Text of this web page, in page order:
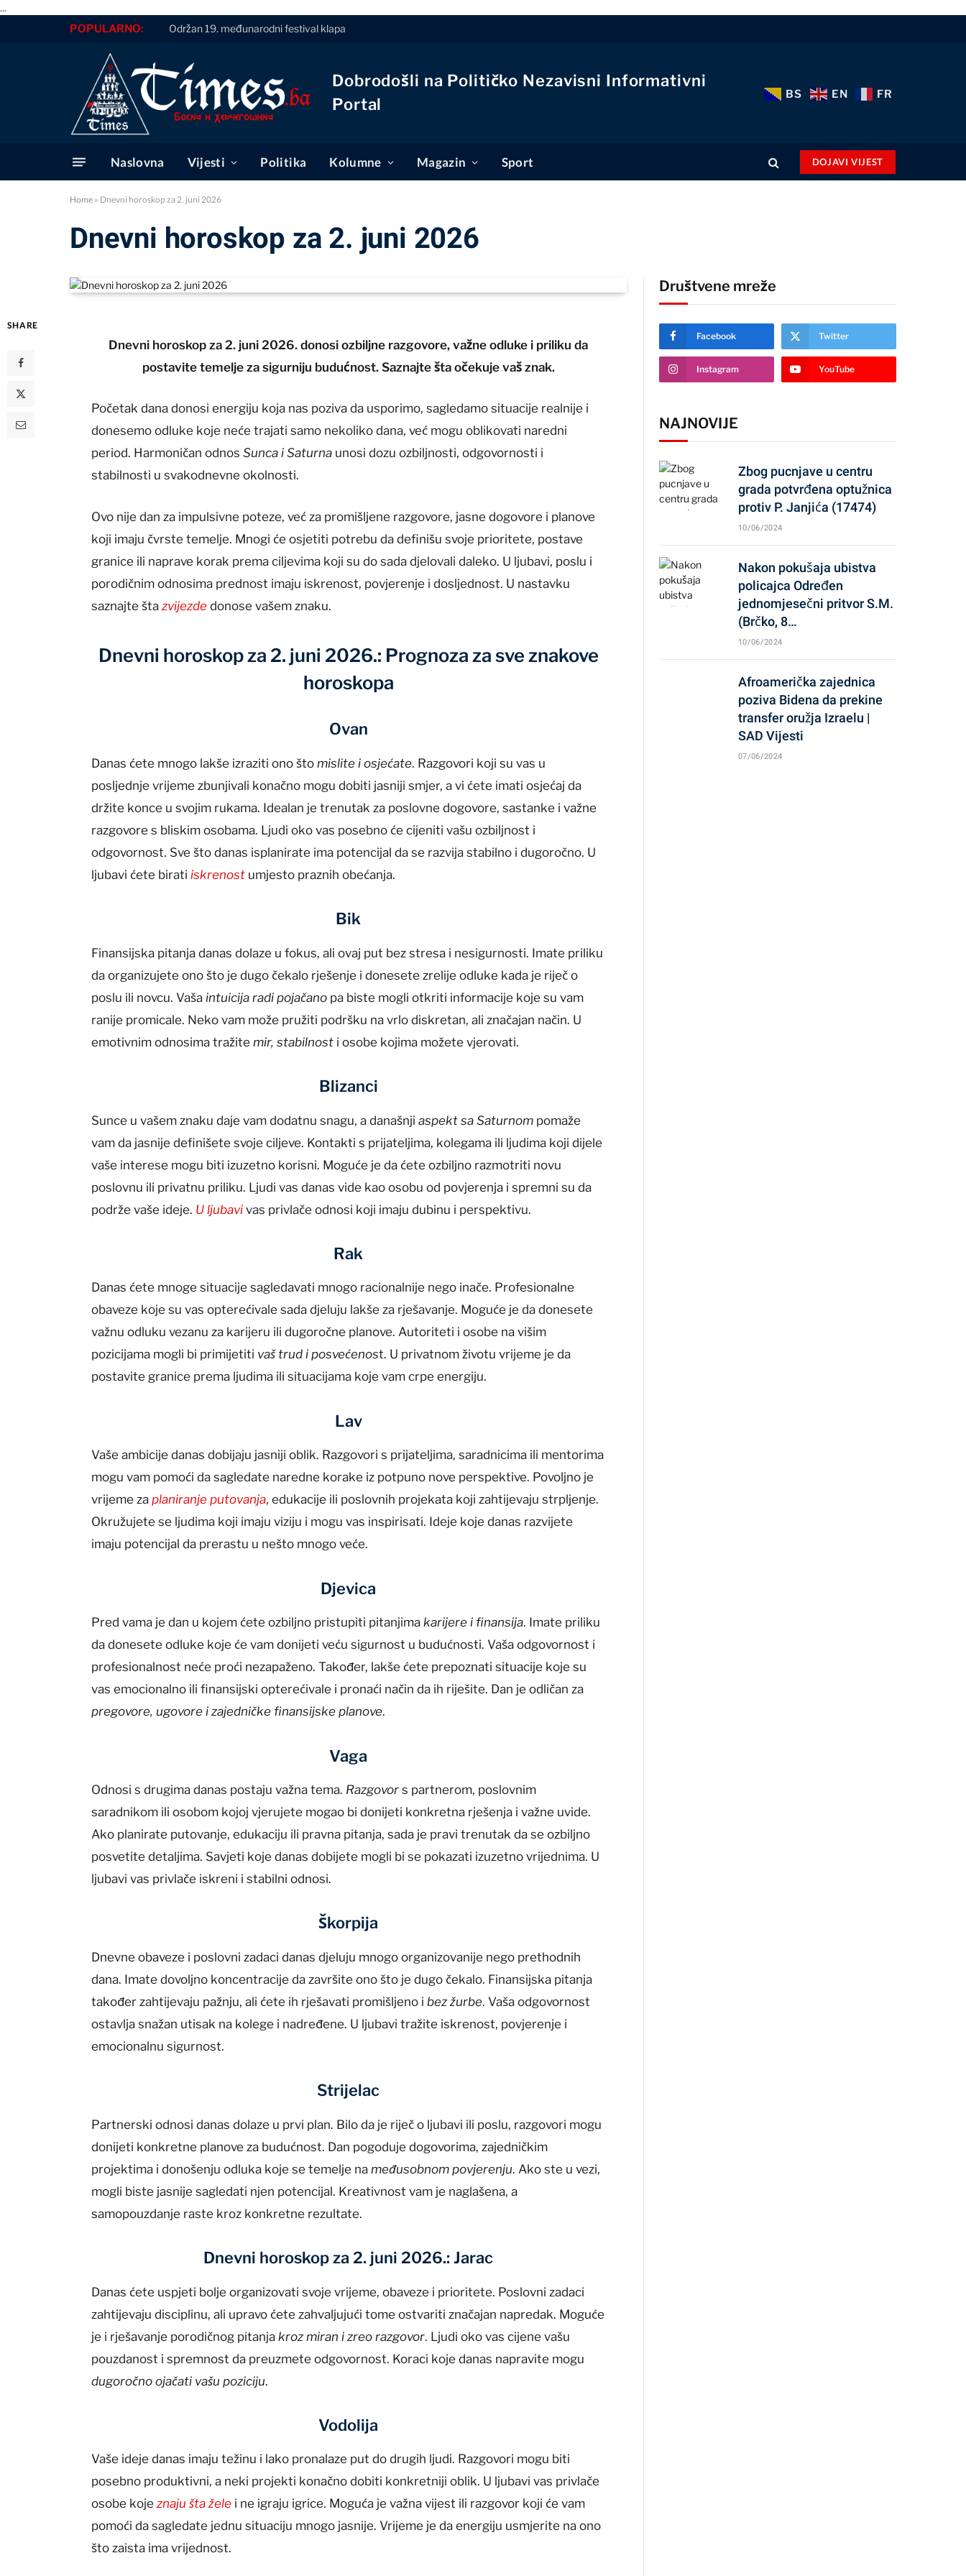
...
POPULARNO: Održan 19. međunarodni festival klapa
Dobrodošli na Političko Nezavisni Informativni
Portal
BS EN FR
Naslovna Vijesti Politika Kolumne Magazin Sport DOJAVI VIJEST
Home » Dnevni horoskop za 2. juni 2026
Dnevni horoskop za 2. juni 2026
SHARE
Dnevni horoskop za 2. juni 2026. donosi ozbiljne razgovore, važne odluke i priliku da
postavite temelje za sigurniju budućnost. Saznajte šta očekuje vaš znak.
Početak dana donosi energiju koja nas poziva da usporimo, sagledamo situacije realnije i
donesemo odluke koje neće trajati samo nekoliko dana, već mogu oblikovati naredni
period. Harmoničan odnosSunca i Saturna unosi dozu ozbiljnosti, odgovornosti i
stabilnosti u svakodnevne okolnosti.
Ovo nije dan za impulsivne poteze, već za promišljene razgovore, jasne dogovore i planove
koji imaju čvrste temelje. Mnogi će osjetiti potrebu da definišu svoje prioritete, postave
granice ili naprave korak prema ciljevima koji su do sada djelovali daleko. U ljubavi, poslu i
porodičnim odnosima prednost imaju iskrenost, povjerenje i dosljednost. U nastavku
saznajte štazvijezde donose vašem znaku.
Dnevni horoskop za 2. juni 2026.: Prognoza za sve znakove
horoskopa
Ovan
Danas ćete mnogo lakše izraziti ono štomislite i osjećate. Razgovori koji su vas u
posljednje vrijeme zbunjivali konačno mogu dobiti jasniji smjer, a vi ćete imati osjećaj da
držite konce u svojim rukama. Idealan je trenutak za poslovne dogovore, sastanke i važne
razgovore s bliskim osobama. Ljudi oko vas posebno će cijeniti vašu ozbiljnost i
odgovornost. Sve što danas isplanirate ima potencijal da se razvija stabilno i dugoročno. U
ljubavi ćete biratiiskrenost umjesto praznih obećanja.
Bik
Finansijska pitanja danas dolaze u fokus, ali ovaj put bez stresa i nesigurnosti. Imate priliku
da organizujete ono što je dugo čekalo rješenje i donesete zrelije odluke kada je riječ o
poslu ili novcu. Vašaintuicija radi pojačano pa biste mogli otkriti informacije koje su vam
ranije promicale. Neko vam može pružiti podršku na vrlo diskretan, ali značajan način. U
emotivnim odnosima tražitemir, stabilnost i osobe kojima možete vjerovati.
Blizanci
Sunce u vašem znaku daje vam dodatnu snagu, a današnjiaspekt sa Saturnom pomaže
vam da jasnije definišete svoje ciljeve. Kontakti s prijateljima, kolegama ili ljudima koji dijele
vaše interese mogu biti izuzetno korisni. Moguće je da ćete ozbiljno razmotriti novu
poslovnu ili privatnu priliku. Ljudi vas danas vide kao osobu od povjerenja i spremni su da
podrže vaše ideje. U ljubavi vas privlače odnosi koji imaju dubinu i perspektivu.
Rak
Danas ćete mnoge situacije sagledavati mnogo racionalnije nego inače. Profesionalne
obaveze koje su vas opterećivale sada djeluju lakše za rješavanje. Moguće je da donesete
važnu odluku vezanu za karijeru ili dugoročne planove. Autoriteti i osobe na višim
pozicijama mogli bi primijetiti vaš trud i posvećenost. U privatnom životu vrijeme je da
postavite granice prema ljudima ili situacijama koje vam crpe energiju.
Lav
Vaše ambicije danas dobijaju jasniji oblik. Razgovori s prijateljima, saradnicima ili mentorima
mogu vam pomoći da sagledate naredne korake iz potpuno nove perspektive. Povoljno je
vrijeme zaplaniranje putovanja, edukacije ili poslovnih projekata koji zahtijevaju strpljenje.
Okružujete se ljudima koji imaju viziju i mogu vas inspirisati. Ideje koje danas razvijete
imaju potencijal da prerastu u nešto mnogo veće.
Djevica
Pred vama je dan u kojem ćete ozbiljno pristupiti pitanjimakarijere i finansija. Imate priliku
da donesete odluke koje će vam donijeti veću sigurnost u budućnosti. Vaša odgovornost i
profesionalnost neće proći nezapaženo. Također, lakše ćete prepoznati situacije koje su
vas emocionalno ili finansijski opterećivale i pronaći način da ih riješite. Dan je odličan za
pregovore, ugovore i zajedničke finansijske planove.
Vaga
Odnosi s drugima danas postaju važna tema. Razgovor s partnerom, poslovnim
saradnikom ili osobom kojoj vjerujete mogao bi donijeti konkretna rješenja i važne uvide.
Ako planirate putovanje, edukaciju ili pravna pitanja, sada je pravi trenutak da se ozbiljno
posvetite detaljima. Savjeti koje danas dobijete mogli bi se pokazati izuzetno vrijednima. U
ljubavi vas privlače iskreni i stabilni odnosi.
Škorpija
Dnevne obaveze i poslovni zadaci danas djeluju mnogo organizovanije nego prethodnih
dana. Imate dovoljno koncentracije da završite ono što je dugo čekalo. Finansijska pitanja
također zahtijevaju pažnju, ali ćete ih rješavati promišljeno ibez žurbe. Vaša odgovornost
ostavlja snažan utisak na kolege i nadređene. U ljubavi tražite iskrenost, povjerenje i
emocionalnu sigurnost.
Strijelac
Partnerski odnosi danas dolaze u prvi plan. Bilo da je riječ o ljubavi ili poslu, razgovori mogu
donijeti konkretne planove za budućnost. Dan pogoduje dogovorima, zajedničkim
projektima i donošenju odluka koje se temelje nameđusobnom povjerenju. Ako ste u vezi,
mogli biste jasnije sagledati njen potencijal. Kreativnost vam je naglašena, a
samopouzdanje raste kroz konkretne rezultate.
Dnevni horoskop za 2. juni 2026.: Jarac
Danas ćete uspjeti bolje organizovati svoje vrijeme, obaveze i prioritete. Poslovni zadaci
zahtijevaju disciplinu, ali upravo ćete zahvaljujući tome ostvariti značajan napredak. Moguće
je i rješavanje porodičnog pitanjakroz miran i zreo razgovor. Ljudi oko vas cijene vašu
pouzdanost i spremnost da preuzmete odgovornost. Koraci koje danas napravite mogu
dugoročno ojačati vašu poziciju.
Vodolija
Vaše ideje danas imaju težinu i lako pronalaze put do drugih ljudi. Razgovori mogu biti
posebno produktivni, a neki projekti konačno dobiti konkretniji oblik. U ljubavi vas privlače
osobe kojeznaju šta žele i ne igraju igrice. Moguća je važna vijest ili razgovor koji će vam
pomoći da sagledate jednu situaciju mnogo jasnije. Vrijeme je da energiju usmjerite na ono
što zaista ima vrijednost.
Društvene mreže
Facebook Twitter
Instagram YouTube
NAJNOVIJE
Zbog pucnjave u centru
grada potvrđena optužnica
protiv P. Janjića (17474)
10/06/2024
Nakon pokušaja ubistva
policajca Određen
jednomjesečni pritvor S.M.
(Brčko, 8…
10/06/2024
Afroamerička zajednica
poziva Bidena da prekine
transfer oružja Izraelu |
SAD Vijesti
07/06/2024